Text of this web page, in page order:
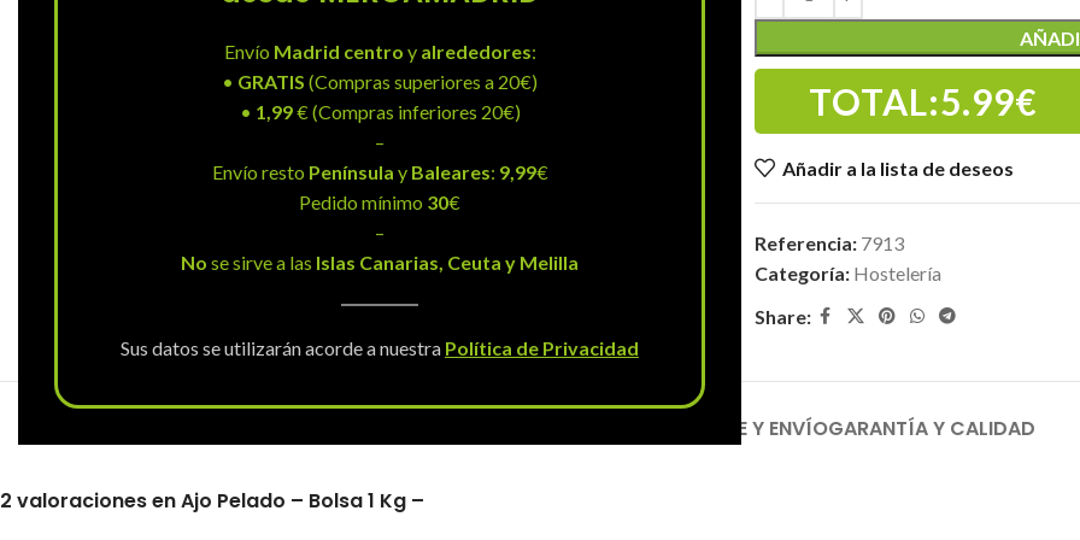
Envío Madrid centro y alrededores:
• GRATIS (Compras superiores a 20€)
• 1,99€ (Compras inferiores 20€)
–
Envío resto Península y Baleares: 9,99€
Pedido mínimo 30€
–
No se sirve a las Islas Canarias, Ceuta y Melilla
Sus datos se utilizarán acorde a nuestra Política de Privacidad
TOTAL:5.99€
Añadir a la lista de deseos
Referencia: 7913
Categoría: Hostelería
Share:
TRANSPORTE Y ENVÍOGARANTÍA Y CALIDAD
2 valoraciones enAjo Pelado – Bolsa 1 Kg –